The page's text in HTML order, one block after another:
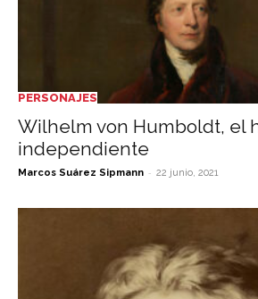
PERSONAJES
Wilhelm von Humboldt, el
independiente
Marcos Suárez Sipmann - 22 junio, 2021